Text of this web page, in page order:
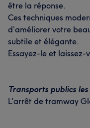
être la réponse.
Ces techniques
d’améliorer votre
subtile et élégante.
Essayez-le et laissez-
Transports publics
L'arrêt de tramway